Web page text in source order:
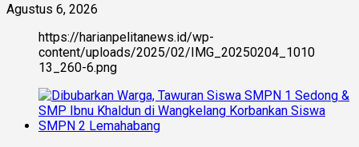
Agustus 6, 2026
https://harianpelitanews.id/wp-
content/uploads/2025/02/IMG_20250204_1010
13_260-6.png